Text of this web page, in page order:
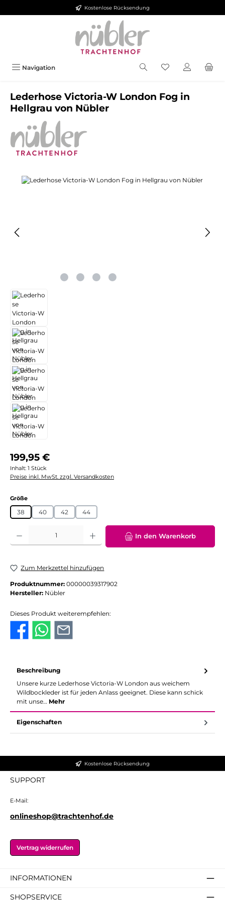
Zum Hauptinhalt springen Kostenlose Rücksendung
Navigation
Lederhose Victoria-W London Fog in
Hellgrau von Nübler
Bildergalerie überspringen
Regulärer Preis:
199,95 €
Inhalt: 1 Stück
Preise inkl. MwSt. zzgl. Versandkosten
Größeauswählen
38 40 42 44
Produkt Anzahl: Gib den gewünschten Wert ein oder benutze die
In den Warenkorb
Zum Merkzettel hinzufügen
Produktnummer: 00000039317902
Hersteller: Nübler
Dieses Produkt weiterempfehlen:
Beschreibung
Unsere kurze Lederhose Victoria-W London aus weichem
Wildbockleder ist für jeden Anlass geeignet. Diese kann schick
mit unse… Mehr
Eigenschaften
Kostenlose Rücksendung
SUPPORT
E-Mail:
onlineshop@trachtenhof.de
Vertrag widerrufen
INFORMATIONEN
SHOPSERVICE